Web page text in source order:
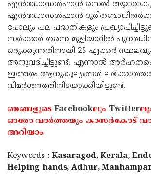
എന്‍ഡോസള്‍ഫാന്‍ സെല്‍
എന്‍ഡോസള്‍ഫാന്‍
പോലും പല പദ്ധതികളും
സര്‍ക്കാര്‍ തന്നെ മുളിയാറില്‍
ഒരുക്കുന്നതിനായി 25 ഏക്കര്‍
അനുവദിച്ചിട്ടുണ്ട്. എന്നാല്‍
ഇത്തരം ആനുകൂല്യങ്ങള്‍
വിമര്‍ശനത്തിനിടയാക്കിയിട്ടുണ്ട്.
ഞങ്ങളുടെ Facebookലും Twitter
ഓരോ വാര്‍ത്തയും കാസര്‍കോട്
അറിയാം
Keywords : Kasaragod, Kerala,
Helping hands, Adhur,